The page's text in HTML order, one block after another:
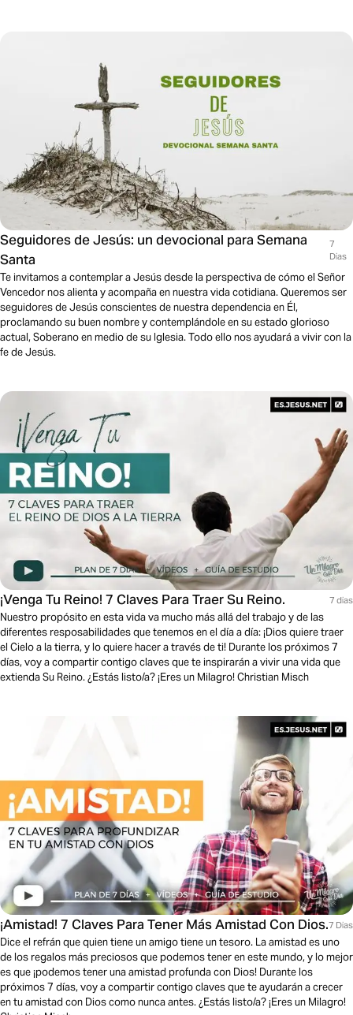
Seguidores de Jesús: un devocional para Semana
Santa
7
Dias
Te invitamos a contemplar a Jesús desde la perspectiva de cómo el Señor
Vencedor nos alienta y acompaña en nuestra vida cotidiana. Queremos ser
seguidores de Jesús conscientes de nuestra dependencia en Él,
proclamando su buen nombre y contemplándole en su estado glorioso
actual, Soberano en medio de su Iglesia. Todo ello nos ayudará a vivir con la
fe de Jesús.
¡Venga Tu Reino! 7 Claves Para Traer Su Reino. 7 dias
Nuestro propósito en esta vida va mucho más allá del trabajo y de las
diferentes resposabilidades que tenemos en el día a día: ¡Dios quiere traer
el Cielo a la tierra, y lo quiere hacer a través de ti! Durante los próximos 7
días, voy a compartir contigo claves que te inspirarán a vivir una vida que
extienda Su Reino. ¿Estás listo/a? ¡Eres un Milagro! Christian Misch
¡Amistad! 7 Claves Para Tener Más Amistad Con Dios.7 Dias
Dice el refrán que quien tiene un amigo tiene un tesoro. La amistad es uno
de los regalos más preciosos que podemos tener en este mundo, y lo mejor
es que ¡podemos tener una amistad profunda con Dios! Durante los
próximos 7 días, voy a compartir contigo claves que te ayudarán a crecer
en tu amistad con Dios como nunca antes. ¿Estás listo/a? ¡Eres un Milagro!